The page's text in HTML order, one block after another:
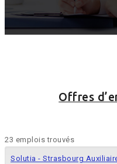
Offres
23 emplois trouvés
Solutia - Strasbourg